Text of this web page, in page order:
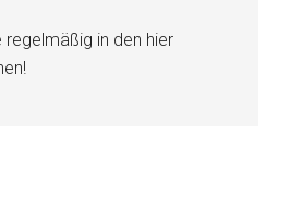
in den hier